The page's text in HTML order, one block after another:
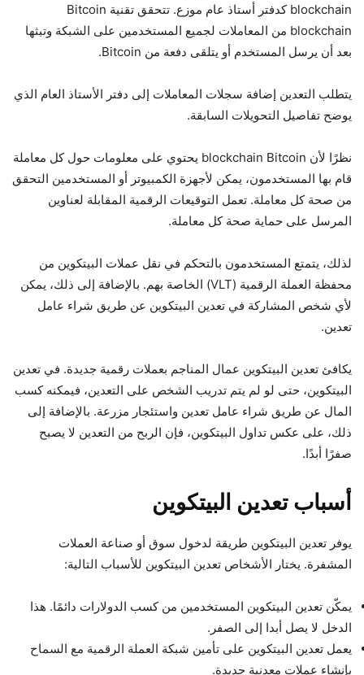
blockchain كدفتر أستاذ عام موزع. تتحقق تقنية Bitcoin
blockchain من المعاملات لجميع المستخدمين على الشبكة وتبثها
بعد أن يرسل المستخدم أو يتلقى دفعة من Bitcoin.
يتطلب التعدين إضافة سجلات المعاملات إلى دفتر الأستاذ العام الذي
يوضح تفاصيل التحويلات السابقة.
نظرًا لأن blockchain Bitcoin يحتوي على معلومات حول كل معاملة
قام بها المستخدمون، يمكن لأجهزة الكمبيوتر أو المستخدمين التحقق
من صحة كل معاملة. تعمل التوقيعات الرقمية المقابلة لعناوين
المرسل على حماية صحة كل معاملة.
لذلك، يتمتع المستخدمون بالتحكم في نقل عملات البيتكوين من
محفظة العملة الرقمية (VLT) الخاصة بهم. بالإضافة إلى ذلك، يمكن
لأي شخص المشاركة في تعدين البيتكوين عن طريق شراء عامل
تعدين.
يكافئ تعدين البيتكوين عمال المناجم بعملات رقمية جديدة. في تعدين
البيتكوين، حتى لو لم يتم تدريب الشخص على التعدين، فيمكنه كسب
المال عن طريق شراء عامل تعدين واستئجار مزرعة. بالإضافة إلى
ذلك، على عكس تداول البيتكوين، فإن الربح من التعدين لا يصبح
صفرًا أبدًا.
أسباب تعدين البيتكوين
يوفر تعدين البيتكوين طريقة لدخول سوق أو صناعة العملات
المشفرة. يختار الأشخاص تعدين البيتكوين للأسباب التالية:
يمكّن تعدين البيتكوين المستخدمين من كسب الدولارات دائمًا. هذا
الدخل لا يصل أبدا إلى الصفر.
يعمل تعدين البيتكوين على تأمين شبكة العملة الرقمية مع السماح
بإنشاء عملات معدنية جديدة.